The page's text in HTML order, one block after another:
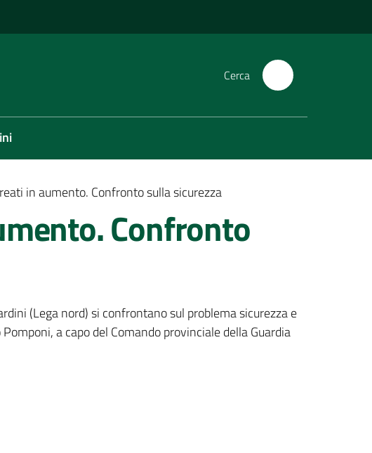
Cerca
in aumento. Confronto sulla sicurezza
Confronto
(Lega nord) si confrontano sul problema sicurezza e
a capo del Comando provinciale della Guardia